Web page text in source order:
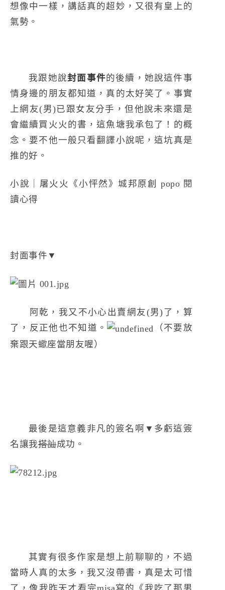
想像中一樣，講話真的超妙，又很有皇上的
氣勢。
我跟她說封面事件的後續，她說這件事
情身邊的朋友都知道，真的太好笑了。事實
上網友(男)已跟女友分手，但他說未來還是
會繼續買火火的書，這魚塘我承包了！的概
念。要不他一般只看翻譯小說呢，這坑真是
推的好。
小說｜屠火火《小怦然》城邦原創 popo 閱
讀心得
封面事件▼
阿乾，我又不小心出賣網友(男)了，算
了，反正他也不知道。
（不要放
棄跟天蠍座當朋友喔）
最後是這意義非凡的簽名啊▼多虧這簽
名讓我搭訕成功。
其實有很多作家是想上前聊聊的，不過
當時人真的太多，我又沒帶書，真是太可惜